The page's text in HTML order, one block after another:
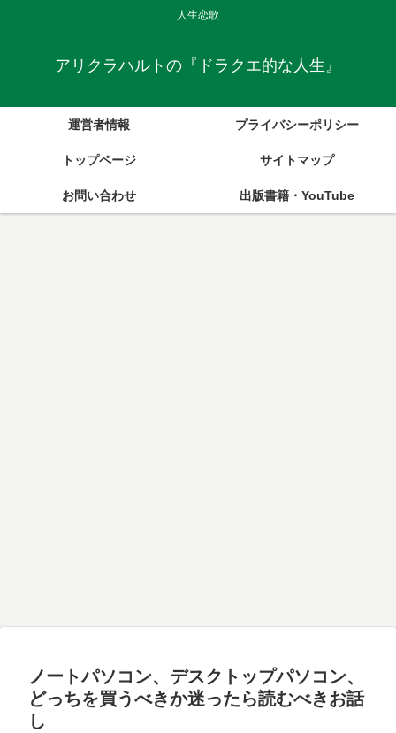
人生恋歌
アリクラハルトの『ドラクエ的な人生』
運営者情報 プライバシーポリシー
トップページ サイトマップ
お問い合わせ 出版書籍・YouTube
ノートパソコン、デスクトップパソコン、
どっちを買うべきか迷ったら読むべきお話
し